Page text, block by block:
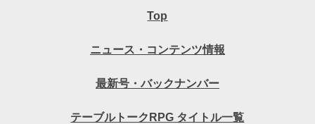
Top
ニュース・コンテンツ情報
最新号・バックナンバー
テーブルトークRPG タイトル一覧